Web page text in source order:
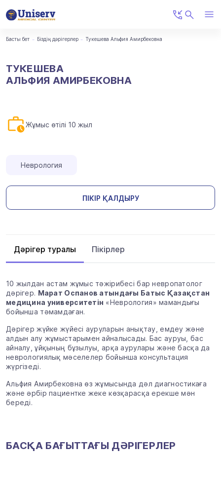
Басты бет Біздің дәрігерлер Тукешева Альфия Амирбековна
ТУКЕШЕВА
АЛЬФИЯ АМИРБЕКОВНА
Жұмыс өтілі 10 жыл
Неврология
ПІКІР ҚАЛДЫРУ
Дәрігер туралы Пікірлер
10 жылдан астам жұмыс тәжірибесі бар невропатолог
дәрігер. Марат Оспанов атындағы Батыс Қазақстан
медицина университетін «Неврология» мамандығы
бойынша тәмамдаған.
Дәрігер жүйке жүйесі ауруларын анықтау, емдеу және
алдын алу жұмыстарымен айналысады. Бас ауруы, бас
айналу, ұйқының бұзылуы, арқа аурулары және басқа да
неврологиялық мәселелер бойынша консультация
жүргізеді.
Альфия Амирбековна өз жұмысында дәл диагностикаға
және әрбір пациентке жеке көзқарасқа ерекше мән
береді.
БАСҚА БАҒЫТТАҒЫ ДӘРІГЕРЛЕР